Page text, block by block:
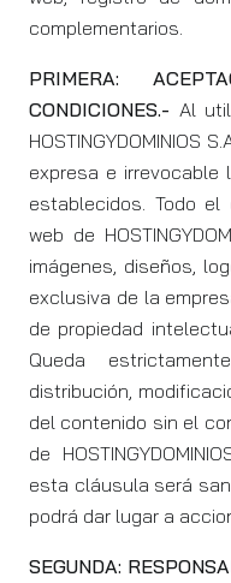
complementarios.
PRIMERA:
CONDICIONES.- Al
HOSTINGYDOMINIOS
expresa e
establecidos. Todo
web de
imágenes, diseños,
exclusiva de la
de propiedad
Queda
distribución,
del contenido sin el
de
esta cláusula será
podrá dar lugar a
SEGUNDA: